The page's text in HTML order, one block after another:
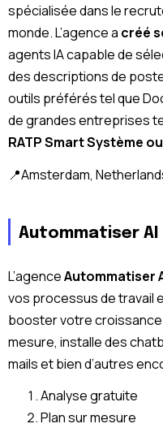
spécialisée dans le
monde. L’agence a créé
agents IA capable de
des descriptions de
outils préférés tel que
de grandes entreprises
RATP Smart Système
📍Amsterdam,
Autommatiser AI
L’agenceAutommatiser
vos processus de travail
booster votre
mesure, installe des
mails et bien d’autres
Analyse gratuite
Plan sur mesure